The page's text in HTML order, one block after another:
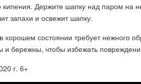
Держите шапку над паром на
запахи и освежит шапку.
хорошем состоянии требует нежного
и бережны, чтобы избежать
г. 6+